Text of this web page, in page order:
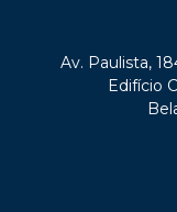
Av. Paulista,
Edifício